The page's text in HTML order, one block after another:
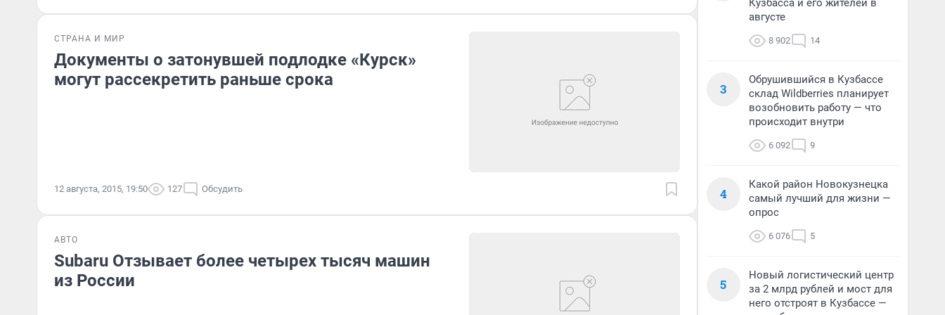
СТРАНА И МИР
Документы о затонувшей подлодке «Курск»
могут рассекретить раньше срока
12 августа, 2015, 19:50 127 Обсудить
АВТО
Subaru Отзывает более четырех тысяч машин
из России
Кузбасса и его жителей в
августе
8 902 14
3
Обрушившийся в Кузбассе
склад Wildberries планирует
возобновить работу — что
происходит внутри
6 092 9
4
Какой район Новокузнецка
самый лучший для жизни —
опрос
6 076 5
5
Новый логистический центр
за 2 млрд рублей и мост для
него отстроят в Кузбассе —